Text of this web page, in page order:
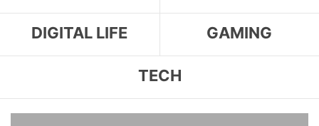
DIGITAL LIFE GAMING
TECH